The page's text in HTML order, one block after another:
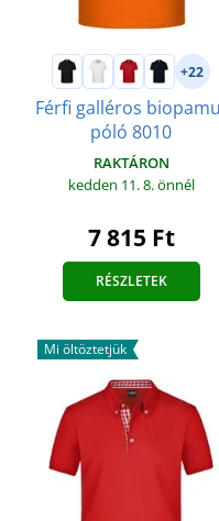
+22
Férfi galléros
póló 8010
RAKTÁRON
kedden 11. 8.önnél
7 815 Ft
RÉSZLETEK
Mi öltöztetjük